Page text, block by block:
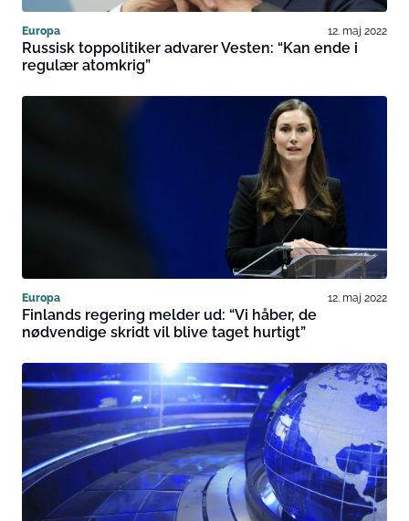
Europa 12. maj 2022
Russisk toppolitiker advarer Vesten: “Kan ende i
regulær atomkrig”
Europa 12. maj 2022
Finlands regering melder ud: “Vi håber, de
nødvendige skridt vil blive taget hurtigt”